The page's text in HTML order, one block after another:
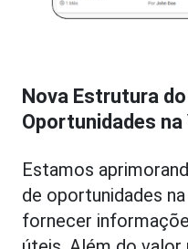
Nova Estrutura do
Oportunidades na
Estamos
de oportunidades
fornecer